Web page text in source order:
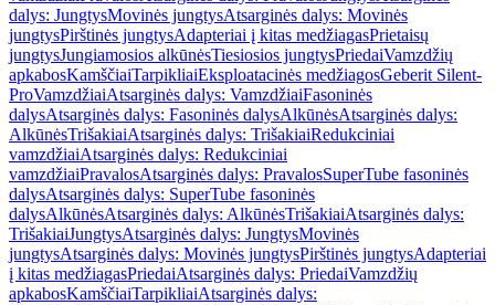
dalys: JungtysMovinės jungtysAtsarginės dalys: Movinės
jungtysPirštinės jungtysAdapteriai į kitas medžiagasPrietaisų
jungtysJungiamosios alkūnėsTiesiosios jungtysPriedaiVamzdžių
apkabosKamščiaiTarpikliaiEksploatacinės medžiagosGeberit Silent-
ProVamzdžiaiAtsarginės dalys: VamzdžiaiFasoninės
dalysAtsarginės dalys: Fasoninės dalysAlkūnėsAtsarginės dalys:
AlkūnėsTrišakiaiAtsarginės dalys: TrišakiaiRedukciniai
vamzdžiaiAtsarginės dalys: Redukciniai
vamzdžiaiPravalosAtsarginės dalys: PravalosSuperTube fasoninės
dalysAtsarginės dalys: SuperTube fasoninės
dalysAlkūnėsAtsarginės dalys: AlkūnėsTrišakiaiAtsarginės dalys:
TrišakiaiJungtysAtsarginės dalys: JungtysMovinės
jungtysAtsarginės dalys: Movinės jungtysPirštinės jungtysAdapteriai
į kitas medžiagasPriedaiAtsarginės dalys: PriedaiVamzdžių
apkabosKamščiaiTarpikliaiAtsarginės dalys: